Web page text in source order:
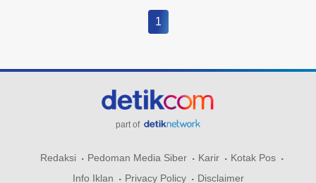
1
part of
Redaksi Pedoman Media Siber Karir
Kotak Pos
Info Iklan
Privacy Policy Disclaimer